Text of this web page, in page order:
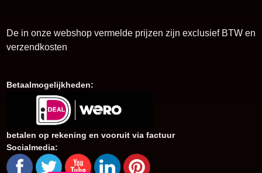
De in onze webshop vermelde prijzen zijn exclusief BTW en
verzendkosten
Betaalmogelijkheden:
betalen op rekening en vooruit via factuur
Socialmedia: